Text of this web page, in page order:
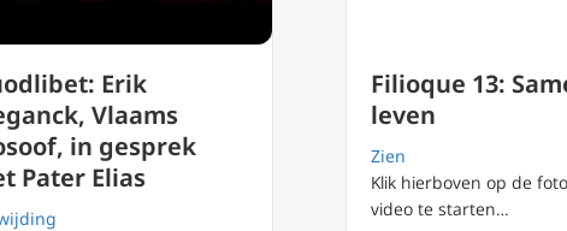
Erik
Vlaams
in gesprek
Pater Elias
Filioque 13:
leven
Zien
Klik hierboven op de
video te starten…